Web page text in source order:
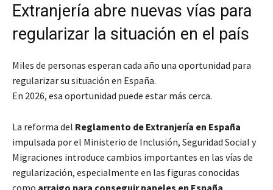
Extranjería abre nuevas vías para
regularizar la situación en el país
Miles de personas esperan cada año una oportunidad para
regularizar su situación en España.
En 2026, esa oportunidad puede estar más cerca.
La reforma del Reglamento de Extranjería en España
impulsada por el Ministerio de Inclusión, Seguridad Social y
Migraciones introduce cambios importantes en las vías de
regularización, especialmente en las figuras conocidas
como arraigo para conseguir papeles en España.